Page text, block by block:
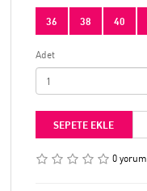
36 38 40
Adet
SEPETE EKLE
0 yorum